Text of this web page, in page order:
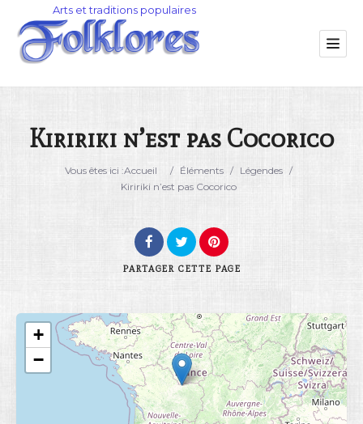
Catégorie
Rechercher
Kiririki n’est pas Cocorico
Vous êtes ici :Accueil / Éléments / Légendes /
Kiririki n’est pas Cocorico
PARTAGER CETTE PAGE
+
−